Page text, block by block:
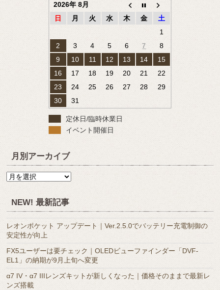
2026年 8月
日
月 火 水 木 金
土
1
2
3 4 5 6 7
8
9
10 11 12 13 14
15
16
17 18 19 20 21
22
23
24 25 26 27 28
29
30
31
定休日/臨時休業日
イベント開催日
月別アーカイブ
月
ー
カ
イ
ブ
NEW! 最新記事
レオンポケット アップデート｜Ver.2.5.0でバッテリー充電制御の
安定性が向上
FX5ユーザーは要チェック｜OLEDビューファインダー「DVF-
EL1」の納期が9月上旬へ変更
α7 IV・α7 IIIレンズキットが新しくなった｜価格そのままで最新レ
ンズ搭載